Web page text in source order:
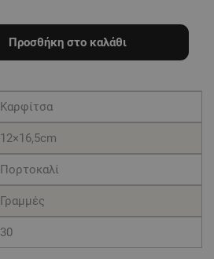
Προσθήκη στο καλάθι
Καρφίτσα
12×16,5cm
Πορτοκαλί
Γραμμές
30